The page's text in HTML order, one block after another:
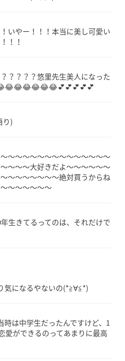
いやー！！！本当に美し可愛い
！！
？？？？悠里先生美人になった
り)
～～～～～～～～～～～～～～
～～～大好きだよ～～～～～～
～～～～～～～絶対買うからね
～～～～～～
生きてるってのは、それだけで
気になるやないの(*≧∀≦*)
は中学生だったんですけど、1
愛ができるのってあまりに最高